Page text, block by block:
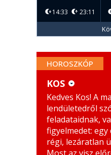
14:33 23:11
HOROSZKÓP
KOS
BIKA
IKREK
KOS
Kedves Kos! A
lendületedről
feladataidnak,
figyelmedet: egy
régi, lezáratlan